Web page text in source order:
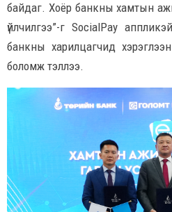
байдаг. Хоёр банкны хамтын
үйлчилгээ”-г SocialPay
банкны харилцагчид
боломж тэллээ.